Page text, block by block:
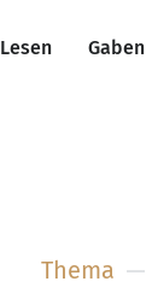
Lesen Gaben
Thema